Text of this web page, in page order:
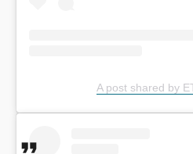
A post shared by